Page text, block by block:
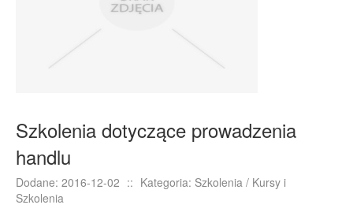
Biżuteria
Dla Dzieci
Wyposażenie Łazienki
Odzież
Sport
Elektronika, RTV, AGD
Szkolenia dotyczące prowadzenia
handlu
Dodane: 2016-12-02 :: Kategoria: Szkolenia / Kursy i
Szkolenia